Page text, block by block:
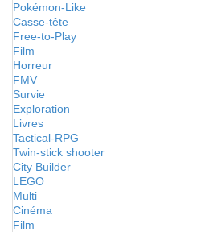
Pokémon-Like
Casse-tête
Free-to-Play
Film
Horreur
FMV
Survie
Exploration
Livres
Tactical-RPG
Twin-stick shooter
City Builder
LEGO
Multi
Cinéma
Film